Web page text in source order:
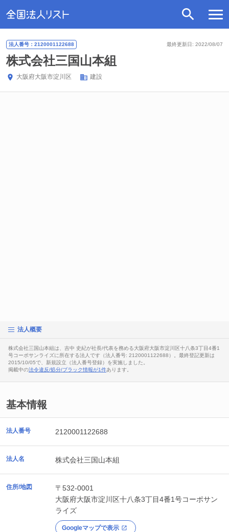
最終更新日: 2022/08/07
法人番号：2120001122688
株式会社三国山本組
大阪府大阪市淀川区 建設
法人概要
株式会社三国山本組は、吉中 史紀が社長/代表を務める大阪府大阪市淀川区十八条3丁目4番1
号コーポサンライズに所在する法人です（法人番号: 2120001122688）。最終登記更新は
2015/10/05で、新規設立（法人番号登録）を実施しました。
掲載中の法令違反/処分/ブラック情報が1件あります。
基本情報
法人番号 2120001122688
法人名 株式会社三国山本組
住所/地図
〒532-0001
大阪府大阪市淀川区十八条3丁目4番1号コーポサン
ライズ
Googleマップで表示